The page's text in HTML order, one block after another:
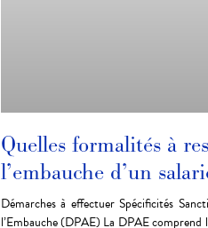
Quelles formalités à
l’embauche d’un
Démarches à effectuer Spécificités
l’Embauche (DPAE) La DPAE